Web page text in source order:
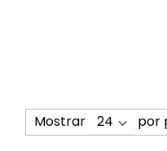
Mostrar por